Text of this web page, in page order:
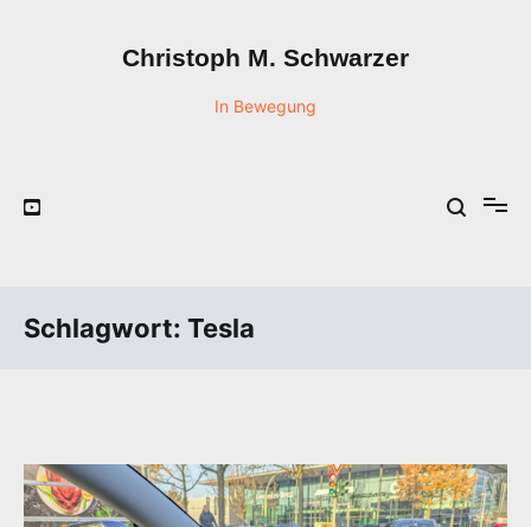
Christoph M. Schwarzer
In Bewegung
Schlagwort: Tesla